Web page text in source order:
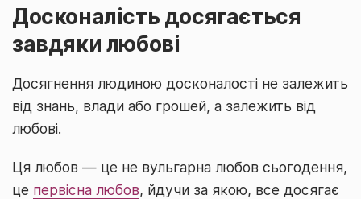
Досконалість досягається
завдяки любові
Досягнення людиною досконалості не залежить
від знань, влади або грошей, а залежить від
любові.
Ця любов — це не вульгарна любов сьогодення,
це первісна любов, йдучи за якою, все досягає